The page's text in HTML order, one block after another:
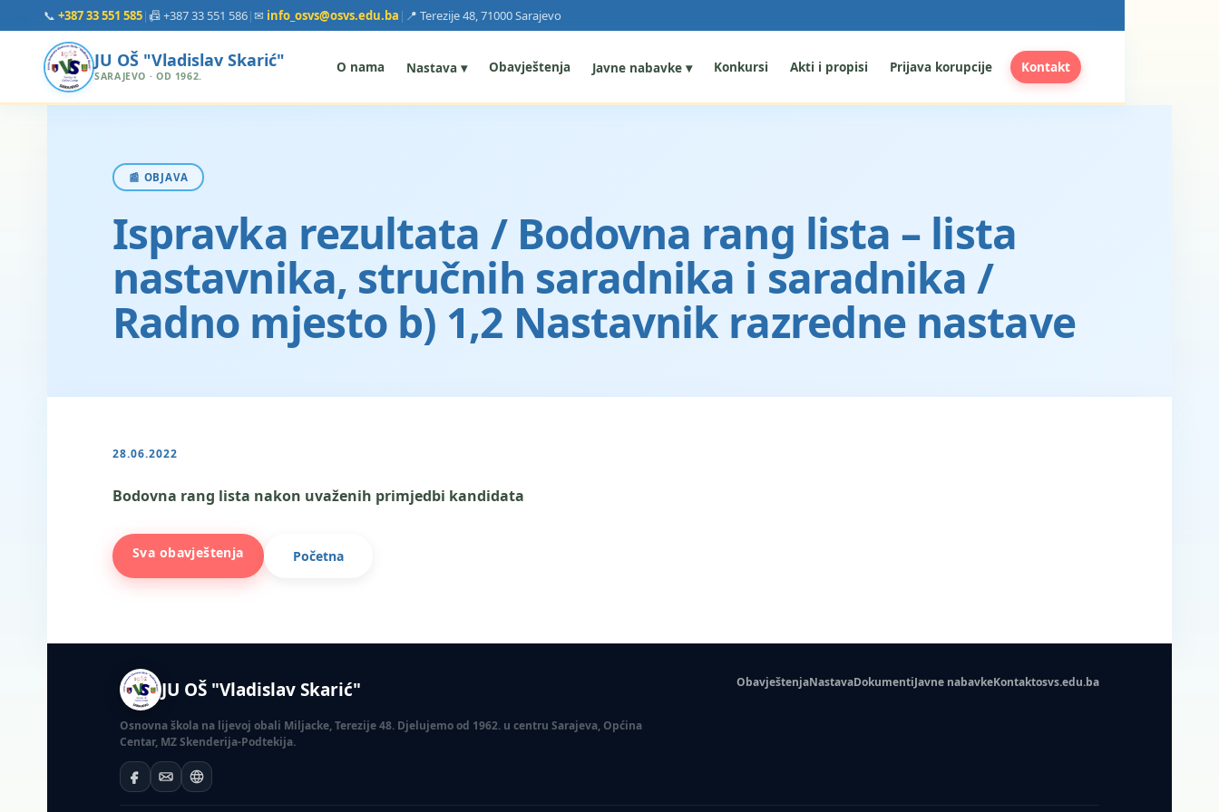
📞 +387 33 551 585|📠 +387 33 551 586|✉ info_osvs@osvs.edu.ba | 📍 Terezije 48, 71000 Sarajevo
JU OŠ "Vladislav Skarić"
SARAJEVO · OD 1962.
O nama Nastava ▾ Obavještenja Javne nabavke ▾ Konkursi Akti i propisi Prijava korupcije Kontakt
📰 OBJAVA
Ispravka rezultata / Bodovna rang lista – lista
nastavnika, stručnih saradnika i saradnika /
Radno mjesto b) 1,2 Nastavnik razredne nastave
28.06.2022
Bodovna rang lista nakon uvaženih primjedbi kandidata
Sva obavještenja Početna
JU OŠ "Vladislav Skarić"
Osnovna škola na lijevoj obali Miljacke, Terezije 48. Djelujemo od 1962. u centru Sarajeva, Općina
Centar, MZ Skenderija-Podtekija.
ObavještenjaNastavaDokumentiJavne nabavkeKontaktosvs.edu.ba